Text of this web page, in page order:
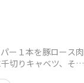
ー１本を豚ロース肉
切りキャベツ、その